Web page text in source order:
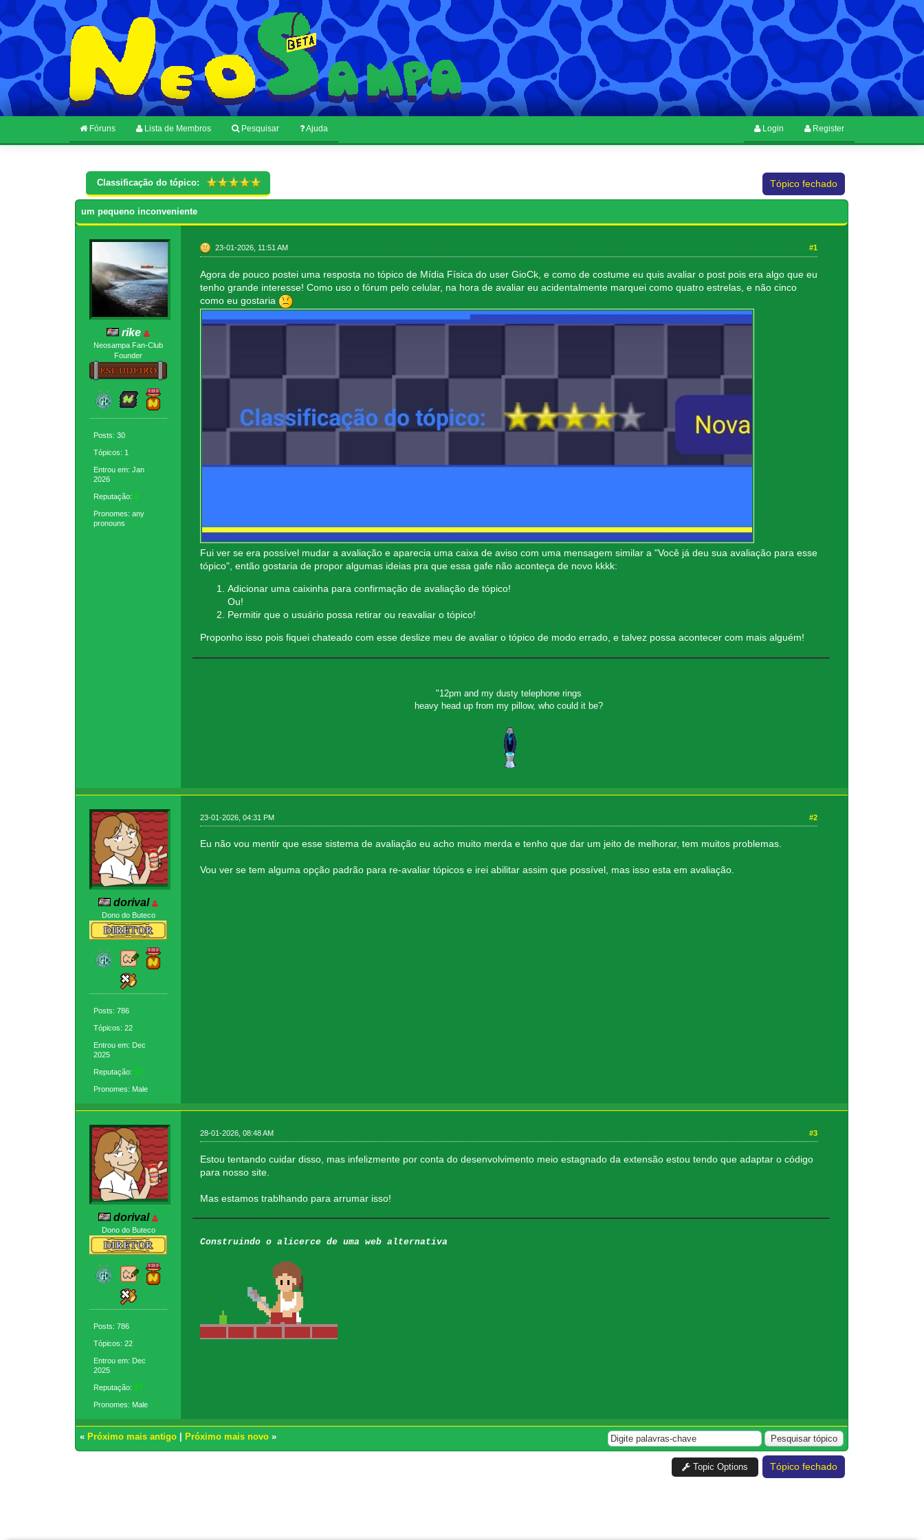
Fóruns Lista de Membros Pesquisar Ajuda Register
Login
Tópico fechado
Classificação do tópico:
um pequeno inconveniente
rike
Neosampa Fan-Club
Founder
Posts: 30
Tópicos: 1
Entrou em: Jan
2026
Reputação:3
Pronomes: any
pronouns
#1
23-01-2026, 11:51 AM
Agora de pouco postei uma resposta no tópico de Mídia Física do user GioCk, e como de costume eu quis avaliar o post pois era algo que eu
tenho grande interesse! Como uso o fórum pelo celular, na hora de avaliar eu acidentalmente marquei como quatro estrelas, e não cinco
como eu gostaria
Fui ver se era possível mudar a avaliação e aparecia uma caixa de aviso com uma mensagem similar a "Você já deu sua avaliação para esse
tópico", então gostaria de propor algumas ideias pra que essa gafe não aconteça de novo kkkk:
Adicionar uma caixinha para confirmação de avaliação de tópico!
Ou!
Permitir que o usuário possa retirar ou reavaliar o tópico!
Proponho isso pois fiquei chateado com esse deslize meu de avaliar o tópico de modo errado, e talvez possa acontecer com mais alguém!
"12pm and my dusty telephone rings
heavy head up from my pillow, who could it be?
dorival
Dono do Buteco
Posts: 786
Tópicos: 22
Entrou em: Dec
2025
Reputação:37
Pronomes: Male
#2
23-01-2026, 04:31 PM
Eu não vou mentir que esse sistema de avaliação eu acho muito merda e tenho que dar um jeito de melhorar, tem muitos problemas.
Vou ver se tem alguma opção padrão para re-avaliar tópicos e irei abilitar assim que possível, mas isso esta em avaliação.
dorival
Dono do Buteco
Posts: 786
Tópicos: 22
Entrou em: Dec
2025
Reputação:37
Pronomes: Male
#3
28-01-2026, 08:48 AM
Estou tentando cuidar disso, mas infelizmente por conta do desenvolvimento meio estagnado da extensão estou tendo que adaptar o código
para nosso site.
Mas estamos trablhando para arrumar isso!
Construindo o alicerce de uma web alternativa
« Próximo mais antigo Próximo mais novo »
Topic Options Tópico fechado